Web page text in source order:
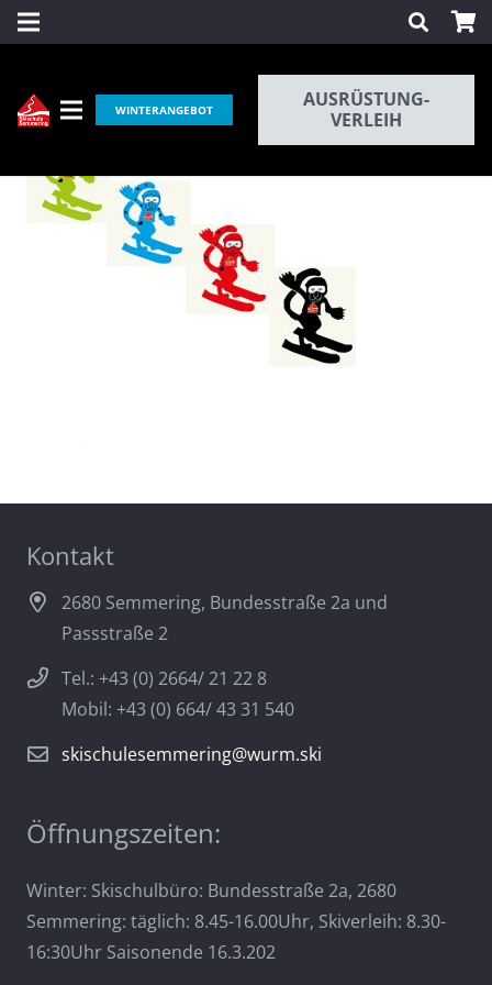
WINTERANGEBOT
AUSRÜSTUNG-
VERLEIH
Kontakt
2680 Semmering, Bundesstraße 2a und
Passstraße 2
Tel.: +43 (0) 2664/ 21 22 8
Mobil: +43 (0) 664/ 43 31 540
skischulesemmering@wurm.ski
Öffnungszeiten:
Winter: Skischulbüro: Bundesstraße 2a, 2680
Semmering: täglich: 8.45-16.00Uhr, Skiverleih: 8.30-
16:30Uhr Saisonende 16.3.202